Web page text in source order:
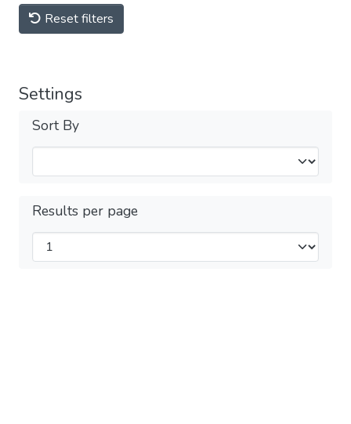
Reset filters
Settings
Sort By
Results per page